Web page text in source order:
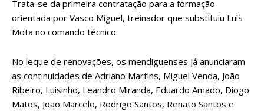
Trata-se da primeira contratação para a formação
orientada por Vasco Miguel, treinador que substituiu Luís
Mota no comando técnico.
No leque de renovações, os mendiguenses já anunciaram
as continuidades de Adriano Martins, Miguel Venda, João
Ribeiro, Luisinho, Leandro Miranda, Eduardo Amado, Diogo
Matos, João Marcelo, Rodrigo Santos, Renato Santos e